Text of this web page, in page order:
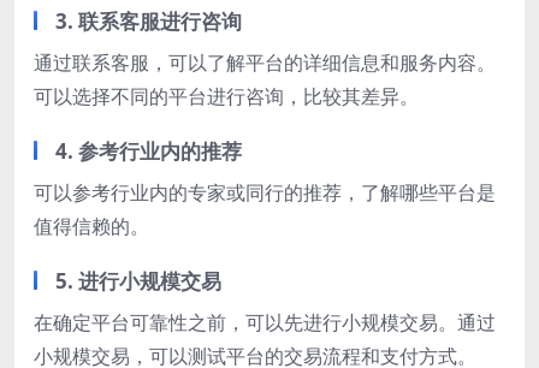
3. 联系客服进行咨询
通过联系客服，可以了解平台的详细信息和服务内容。
可以选择不同的平台进行咨询，比较其差异。
4. 参考行业内的推荐
可以参考行业内的专家或同行的推荐，了解哪些平台是
值得信赖的。
5. 进行小规模交易
在确定平台可靠性之前，可以先进行小规模交易。通过
小规模交易，可以测试平台的交易流程和支付方式。